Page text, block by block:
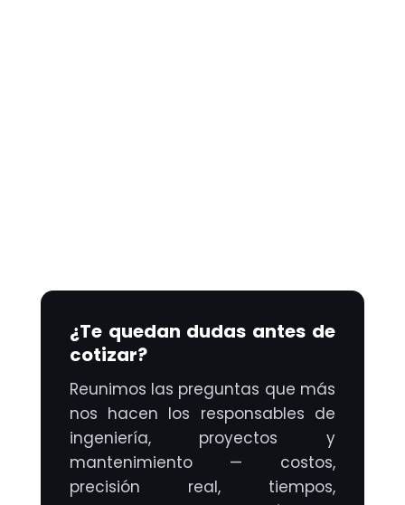
¿Te quedan dudas antes de
cotizar?
Reunimos las preguntas que más
nos hacen los responsables de
ingeniería, proyectos y
mantenimiento — costos,
precisión real, tiempos,